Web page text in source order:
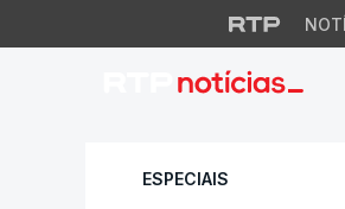
ESPECIAIS